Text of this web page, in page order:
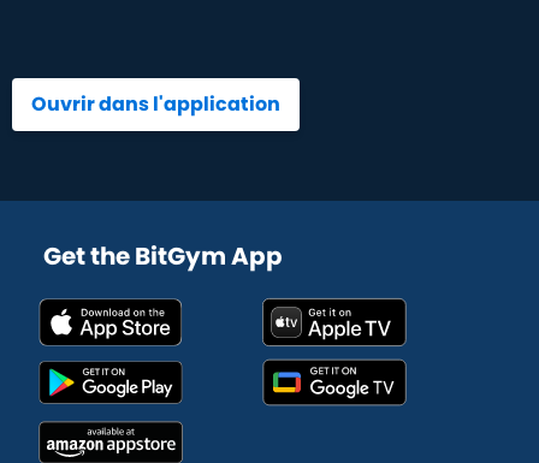
Ouvrir dans l'application
Get the BitGym App